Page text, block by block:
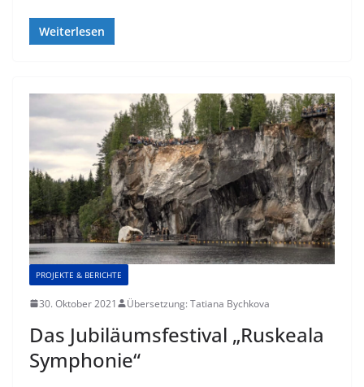
Weiterlesen
PROJEKTE & BERICHTE
30. Oktober 2021 Übersetzung: Tatiana Bychkova
Das Jubiläumsfestival „Ruskeala
Symphonie“